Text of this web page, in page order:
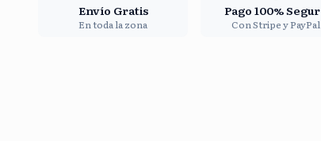
Envío Gratis
En toda la zona
Pago 100%
Con Stripe y PayPal